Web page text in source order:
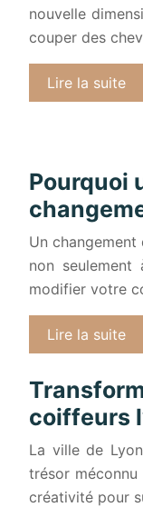
nouvelle
couper des
Lire la suite
Pourquoi
Un
non seulement
modifier votre
Lire la suite
coiffeurs
La ville de
trésor
créativité pour